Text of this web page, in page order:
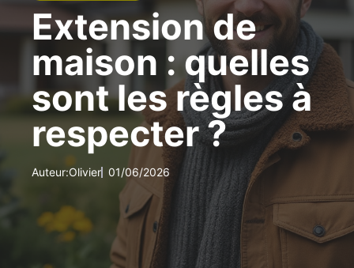
Extension de
maison : quelles
sont les règles à
respecter ?
Auteur:Olivier 01/06/2026